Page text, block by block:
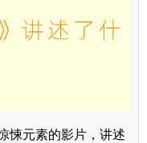
悚元素的影片，讲述